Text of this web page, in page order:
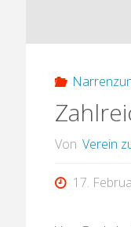
Von Verein
17.